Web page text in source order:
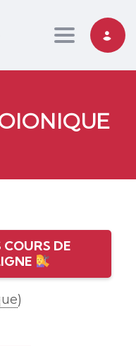
Toggle
COURS DE
)